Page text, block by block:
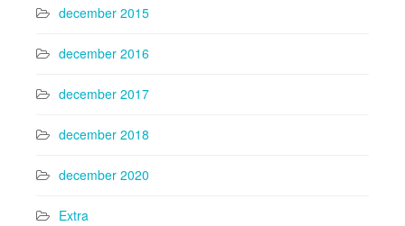
december 2015
december 2016
december 2017
december 2018
december 2020
Extra